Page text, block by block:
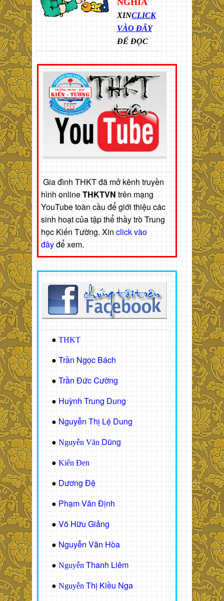
NGHĨA
XINCLICK
VÀO ĐÂY
ĐỂ ĐỌC
Gia đình THKT đã mở kênh truyền
hình onlineTHKTVN trên mạng
YouTube toàn cầu để giới thiệu các
sinh hoạt của tập thể thầy trò Trung
học Kiến Tường. Xin click vào
đâyđể xem.
● THKT
● Trần Ngọc Bách
● Trần Đức Cường
● Huỳnh Trung Dung
● Nguyễn Thị Lệ Dung
● Nguyễn Văn Dũng
● Kiến Đen
● Dương Đệ
● Phạm Văn Định
● Võ Hữu Giảng
● Nguyễn Văn Hòa
● Nguyễn Thanh Liêm
● Nguyễn Thị Kiều Nga